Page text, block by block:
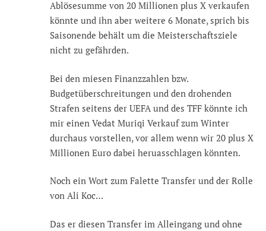
Ablösesumme von 20 Millionen plus X verkaufen
könnte und ihn aber weitere 6 Monate, sprich bis
Saisonende behält um die Meisterschaftsziele
nicht zu gefährden.
Bei den miesen Finanzzahlen bzw.
Budgetüberschreitungen und den drohenden
Strafen seitens der UEFA und des TFF könnte ich
mir einen Vedat Muriqi Verkauf zum Winter
durchaus vorstellen, vor allem wenn wir 20 plus X
Millionen Euro dabei heruasschlagen könnten.
Noch ein Wort zum Falette Transfer und der Rolle
von Ali Koc…
Das er diesen Transfer im Alleingang und ohne